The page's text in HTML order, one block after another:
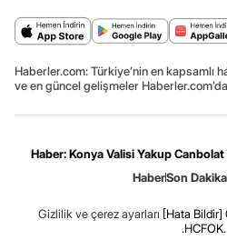
Haberler.com: Türkiye’nin en kapsamlı
ve en güncel gelişmeler
Haber: Konya Valisi Yakup
HaberSon Dakika
Gizlilik ve çerez ayarları [Hata Bildir]
.HCFOK.